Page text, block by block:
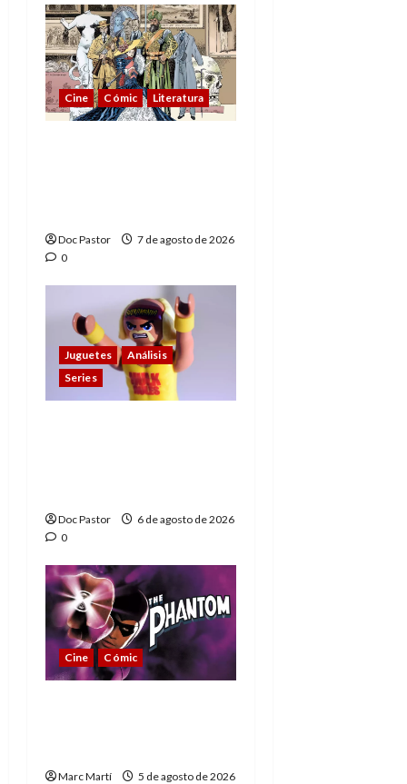
Cine Cómic Literatura
Doc Pastor
7 de agosto de 2026
0
Juguetes
Análisis
Series
Doc Pastor
6 de agosto de 2026
0
Cine Cómic
Marc Martí 5 de agosto de 2026